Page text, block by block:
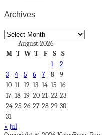
Archives
Archives
August 2026
M T W T F S
S
1
2
3
4 5 6 7 8
9
10 11 12 13 14 15 16
17 18 19 20 21 22 23
24 25 26 27 28 29 30
31
« Jul